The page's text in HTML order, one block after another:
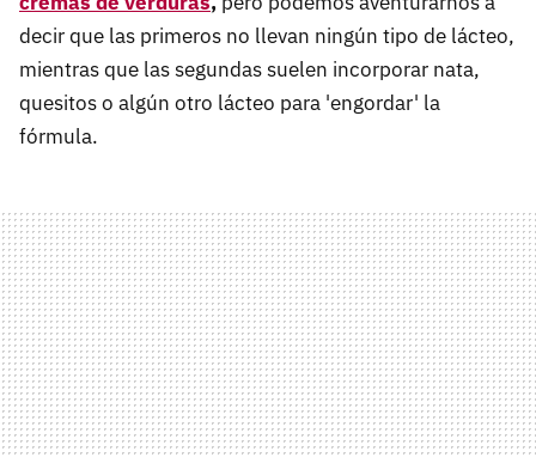
decir que las primeros no llevan ningún tipo de lácteo,
mientras que las segundas suelen incorporar nata,
quesitos o algún otro lácteo para 'engordar' la
fórmula.